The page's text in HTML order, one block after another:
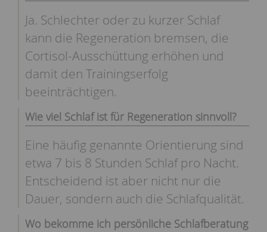
Ja. Schlechter oder zu kurzer Schlaf
kann die Regeneration bremsen, die
Cortisol-Ausschüttung erhöhen und
damit den Trainingserfolg
beeinträchtigen.
Wie viel Schlaf ist für Regeneration sinnvoll?
Eine häufig genannte Orientierung sind
etwa 7 bis 8 Stunden Schlaf pro Nacht.
Entscheidend ist aber nicht nur die
Dauer, sondern auch die Schlafqualität.
Wo bekomme ich persönliche Schlafberatung